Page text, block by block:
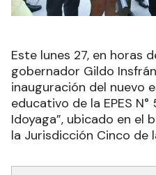
Este lunes 27, en horas
gobernador Gildo
inauguración del nuevo
educativo de la EPES
Idoyaga”, ubicado en el
la Jurisdicción Cinco de